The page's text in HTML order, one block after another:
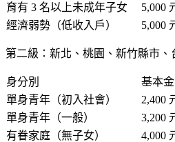
育有 3 名以上未成年子女
5,000
經濟弱勢（低收入戶）
5,000
第二級：新北、桃園、新竹縣市、
身分別 基本
單身青年（初入社會）
2,400
單身青年（一般）
3,200
有眷家庭（無子女）
4,000